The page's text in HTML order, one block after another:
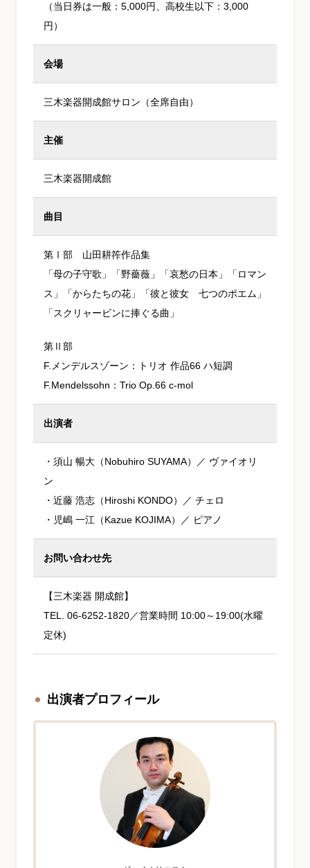
（当日券は一般：5,000円、高校生以下：3,000
円）
会場
三木楽器開成館サロン（全席自由）
主催
三木楽器開成館
曲目
第Ⅰ部 山田耕筰作品集
「母の子守歌」「野薔薇」「哀愁の日本」「ロマン
ス」「からたちの花」「彼と彼女 七つのポエム」
「スクリャービンに捧ぐる曲」
第Ⅱ部
F.メンデルスゾーン：トリオ 作品66 ハ短調
F.Mendelssohn：Trio Op.66 c-mol
出演者
・須山 暢大（Nobuhiro SUYAMA）／ ヴァイオリ
ン
・近藤 浩志（Hiroshi KONDO）／ チェロ
・児嶋 一江（Kazue KOJIMA）／ ピアノ
お問い合わせ先
【三木楽器 開成館】
TEL. 06-6252-1820／営業時間 10:00～19:00(水曜
定休)
出演者プロフィール